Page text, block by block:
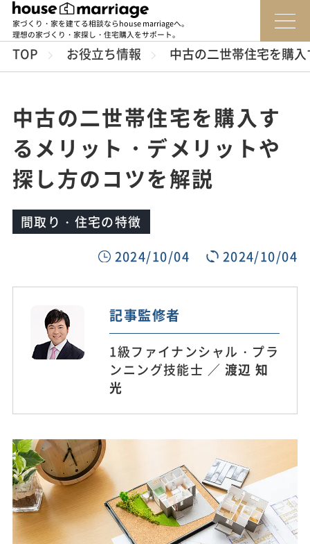
家づくり・家を建てる相談ならhouse marriageへ。
理想の家づくり・家探し・住宅購入をサポート。
TOP お役立ち情報 中古の二世帯住宅を購
中古の二世帯住宅を購入す
るメリット・デメリットや
探し方のコツを解説
間取り・住宅の特徴
2024/10/04
2024/10/04
記事監修者
1級ファイナンシャル・プラ
ンニング技能士 ／ 渡辺 知
光